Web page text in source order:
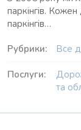
паркінгів.
паркінгів…
Рубрики: Все
Послуги:
та